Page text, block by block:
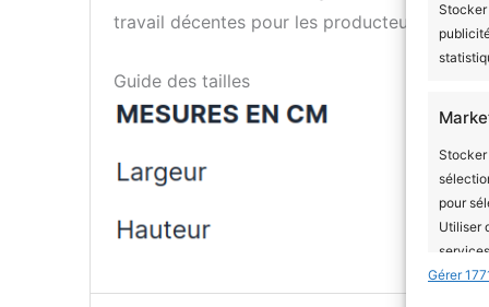
Stocker
Stocker
pour
Utiliser
services.
Gérer
travail décentes pour les producteurs. Ce
Guide des tailles